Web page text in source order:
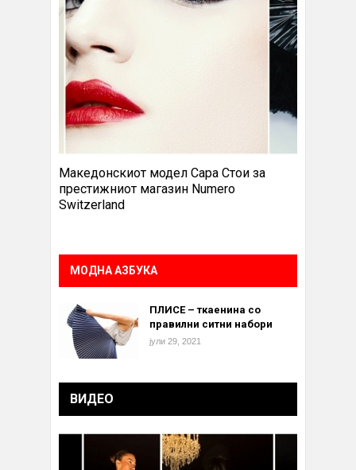
Македонскиот модел Сара Стои за
престижниот магазин Numero
Switzerland
МОДНА АЗБУКА
ПЛИСЕ – ткаенина со
правилни ситни набори
јули 29, 2021
ВИДЕО